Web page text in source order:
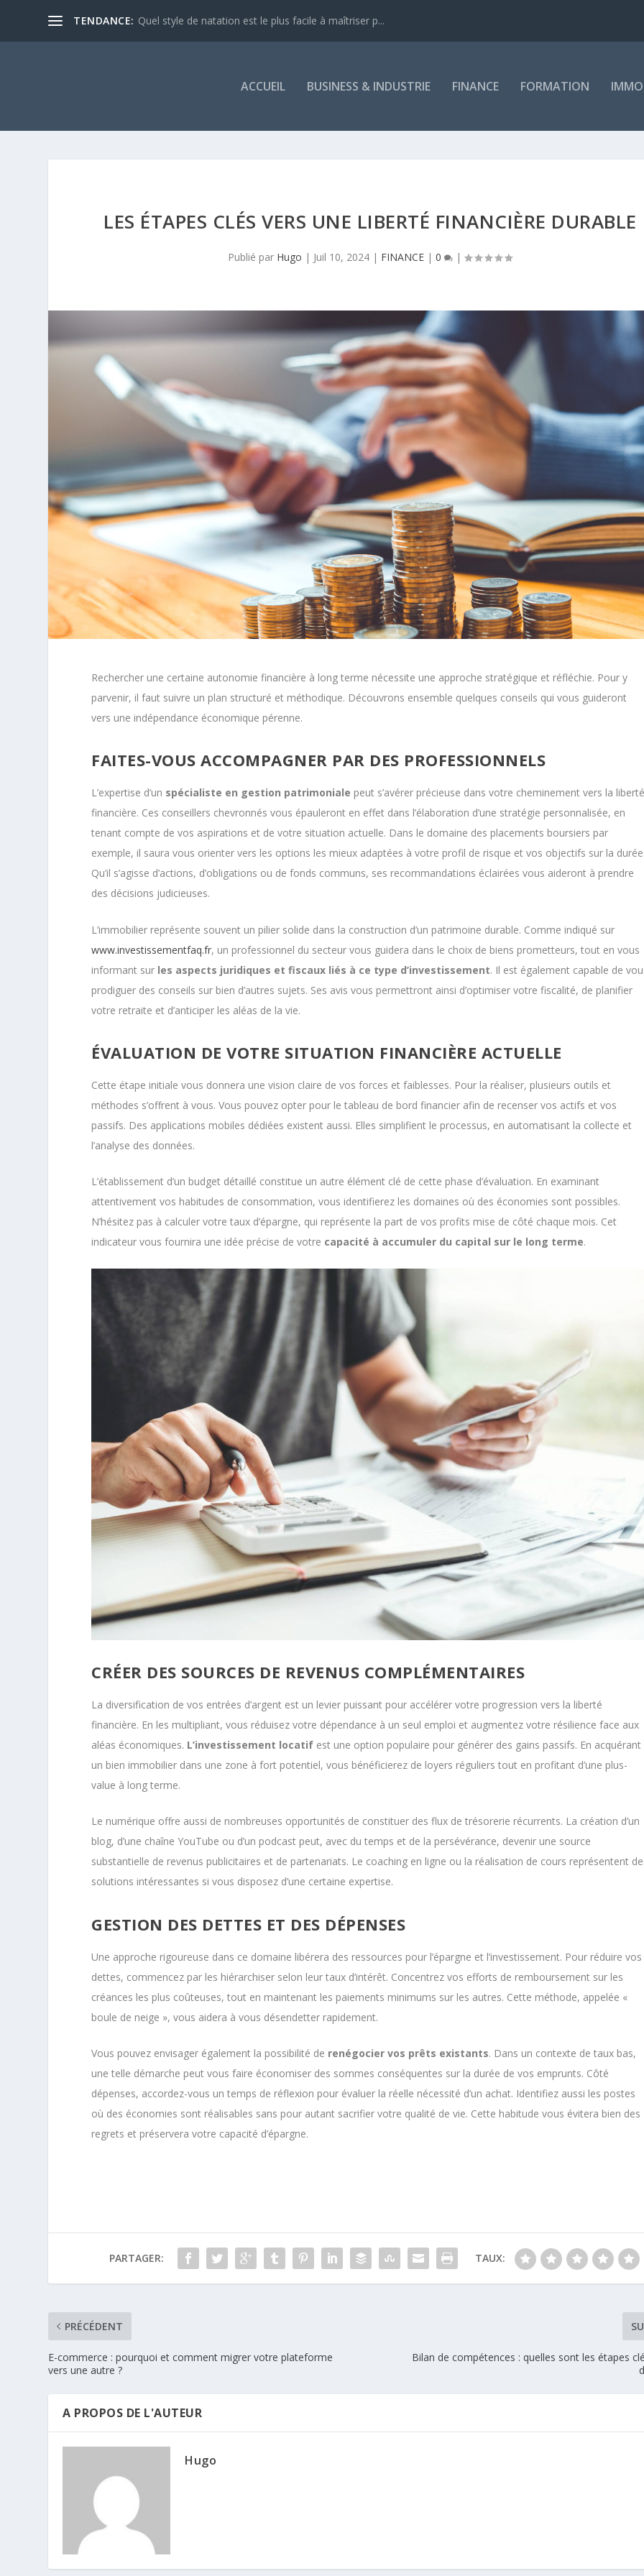
TENDANCE: Quel style de natation est le plus facile à maîtriser p...
ACCUEIL BUSINESS & INDUSTRIE FINANCE FORMATION
LES ÉTAPES CLÉS VERS UNE LIBERTÉ FINANCIÈRE DURABLE
Publié par Hugo | Juil 10, 2024 | FINANCE |0 |
Rechercher une certaine autonomie financière à long terme nécessite une approche stratégique et réfléchie. Pour y
parvenir, il faut suivre un plan structuré et méthodique. Découvrons ensemble quelques conseils qui vous guideront
vers une indépendance économique pérenne.
FAITES-VOUS ACCOMPAGNER PAR DES PROFESSIONNELS
L’expertise d’un spécialiste en gestion patrimoniale peut s’avérer précieuse dans votre cheminement vers la
financière. Ces conseillers chevronnés vous épauleront en effet dans l’élaboration d’une stratégie personnalisée, en
tenant compte de vos aspirations et de votre situation actuelle. Dans le domaine des placements boursiers par
exemple, il saura vous orienter vers les options les mieux adaptées à votre profil de risque et vos objectifs sur la
Qu’il s’agisse d’actions, d’obligations ou de fonds communs, ses recommandations éclairées vous aideront à prendre
des décisions judicieuses.
L’immobilier représente souvent un pilier solide dans la construction d’un patrimoine durable. Comme indiqué sur
www.investissementfaq.fr, un professionnel du secteur vous guidera dans le choix de biens prometteurs, tout en vous
informant sur les aspects juridiques et fiscaux liés à ce type d’investissement. Il est également capable de
prodiguer des conseils sur bien d’autres sujets. Ses avis vous permettront ainsi d’optimiser votre fiscalité, de planifier
votre retraite et d’anticiper les aléas de la vie.
ÉVALUATION DE VOTRE SITUATION FINANCIÈRE ACTUELLE
Cette étape initiale vous donnera une vision claire de vos forces et faiblesses. Pour la réaliser, plusieurs outils et
méthodes s’offrent à vous. Vous pouvez opter pour le tableau de bord financier afin de recenser vos actifs et vos
passifs. Des applications mobiles dédiées existent aussi. Elles simplifient le processus, en automatisant la collecte et
l’analyse des données.
L’établissement d’un budget détaillé constitue un autre élément clé de cette phase d’évaluation. En examinant
attentivement vos habitudes de consommation, vous identifierez les domaines où des économies sont possibles.
N’hésitez pas à calculer votre taux d’épargne, qui représente la part de vos profits mise de côté chaque mois. Cet
indicateur vous fournira une idée précise de votre capacité à accumuler du capital sur le long terme.
CRÉER DES SOURCES DE REVENUS COMPLÉMENTAIRES
La diversification de vos entrées d’argent est un levier puissant pour accélérer votre progression vers la liberté
financière. En les multipliant, vous réduisez votre dépendance à un seul emploi et augmentez votre résilience face aux
aléas économiques. L’investissement locatif est une option populaire pour générer des gains passifs. En acquérant
un bien immobilier dans une zone à fort potentiel, vous bénéficierez de loyers réguliers tout en profitant d’une plus-
value à long terme.
Le numérique offre aussi de nombreuses opportunités de constituer des flux de trésorerie récurrents. La création d’un
blog, d’une chaîne YouTube ou d’un podcast peut, avec du temps et de la persévérance, devenir une source
substantielle de revenus publicitaires et de partenariats. Le coaching en ligne ou la réalisation de cours représentent
solutions intéressantes si vous disposez d’une certaine expertise.
GESTION DES DETTES ET DES DÉPENSES
Une approche rigoureuse dans ce domaine libérera des ressources pour l’épargne et l’investissement. Pour réduire vos
dettes, commencez par les hiérarchiser selon leur taux d’intérêt. Concentrez vos efforts de remboursement sur les
créances les plus coûteuses, tout en maintenant les paiements minimums sur les autres. Cette méthode, appelée «
boule de neige », vous aidera à vous désendetter rapidement.
Vous pouvez envisager également la possibilité de renégocier vos prêts existants. Dans un contexte de taux bas,
une telle démarche peut vous faire économiser des sommes conséquentes sur la durée de vos emprunts. Côté
dépenses, accordez-vous un temps de réflexion pour évaluer la réelle nécessité d’un achat. Identifiez aussi les postes
où des économies sont réalisables sans pour autant sacrifier votre qualité de vie. Cette habitude vous évitera bien des
regrets et préservera votre capacité d’épargne.
PARTAGER: TAUX:
PRÉCÉDENT
E-commerce : pourquoi et comment migrer votre plateforme
vers une autre ?
Bilan de compétences : quelles sont les étapes
A PROPOS DE L'AUTEUR
Hugo